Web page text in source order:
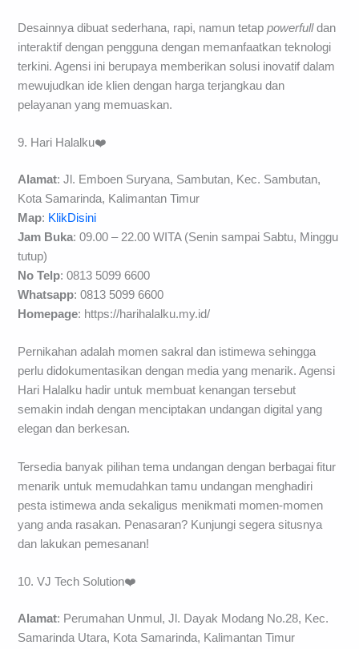
Desainnya dibuat sederhana, rapi, namun tetappowerfulldan
interaktif dengan pengguna dengan memanfaatkan teknologi
terkini. Agensi ini berupaya memberikan solusi inovatif dalam
mewujudkan ide klien dengan harga terjangkau dan
pelayanan yang memuaskan.
9. Hari Halalku❤️
Alamat: Jl. Emboen Suryana, Sambutan, Kec. Sambutan,
Kota Samarinda, Kalimantan Timur
Map: KlikDisini
Jam Buka: 09.00 – 22.00 WITA (Senin sampai Sabtu, Minggu
tutup)
No Telp: 0813 5099 6600
Whatsapp: 0813 5099 6600
Homepage: https://harihalalku.my.id/
Pernikahan adalah momen sakral dan istimewa sehingga
perlu didokumentasikan dengan media yang menarik. Agensi
Hari Halalku hadir untuk membuat kenangan tersebut
semakin indah dengan menciptakan undangan digital yang
elegan dan berkesan.
Tersedia banyak pilihan tema undangan dengan berbagai fitur
menarik untuk memudahkan tamu undangan menghadiri
pesta istimewa anda sekaligus menikmati momen-momen
yang anda rasakan. Penasaran? Kunjungi segera situsnya
dan lakukan pemesanan!
10. VJ Tech Solution❤️
Alamat: Perumahan Unmul, Jl. Dayak Modang No.28, Kec.
Samarinda Utara, Kota Samarinda, Kalimantan Timur